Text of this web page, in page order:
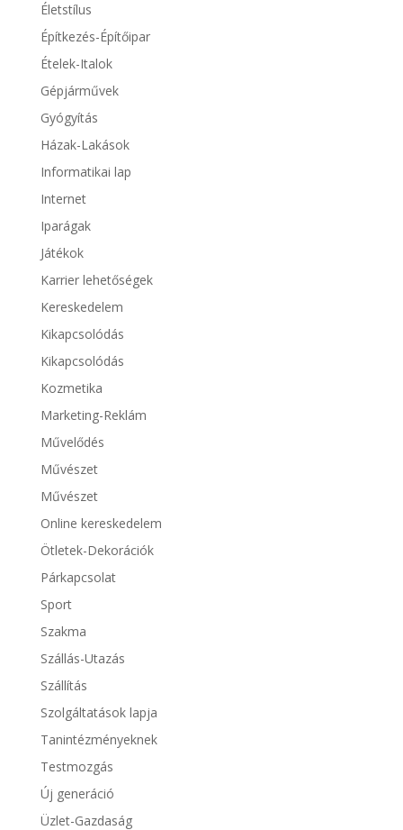
Életstílus
Építkezés-Építőipar
Ételek-Italok
Gépjárművek
Gyógyítás
Házak-Lakások
Informatikai lap
Internet
Iparágak
Játékok
Karrier lehetőségek
Kereskedelem
Kikapcsolódás
Kikapcsolódás
Kozmetika
Marketing-Reklám
Művelődés
Művészet
Művészet
Online kereskedelem
Ötletek-Dekorációk
Párkapcsolat
Sport
Szakma
Szállás-Utazás
Szállítás
Szolgáltatások lapja
Tanintézményeknek
Testmozgás
Új generáció
Üzlet-Gazdaság